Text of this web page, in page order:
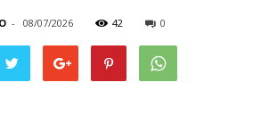
- 08/07/2026 42 0